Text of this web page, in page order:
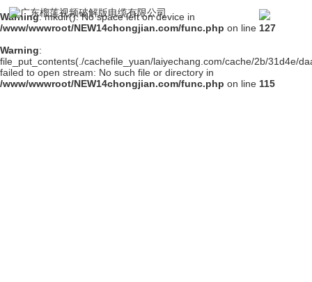
Warning: mkdir(): No space left on device in
/www/wwwroot/NEW14chongjian.com/func.php on line 127
Warning:
file_put_contents(./cachefile_yuan/laiyechang.com/cache/2b/31d4e/
failed to open stream: No such file or directory in
/www/wwwroot/NEW14chongjian.com/func.php on line 115